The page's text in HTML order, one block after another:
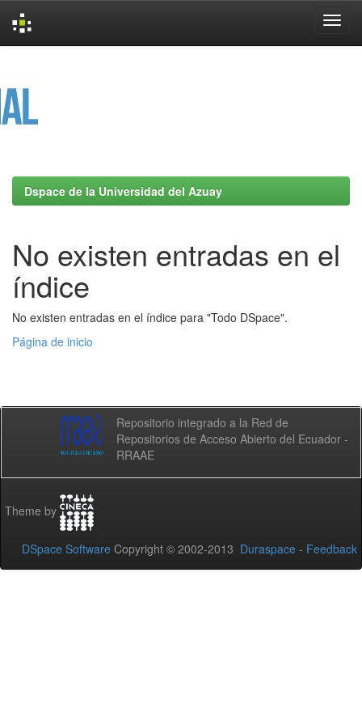
Dspace de la Universidad del Azuay
No existen entradas en el
índice
No existen entradas en el índice para "Todo DSpace".
Página de inicio
Repositorio integrado a la Red de
Repositorios de Acceso Abierto del Ecuador -
RRAAE
Theme by
DSpace Software Copyright © 2002-2013 Duraspace - Feedback